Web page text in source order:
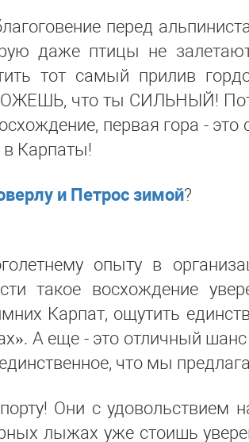
перед
даже птицы не
тот самый прилив
что ты СИЛЬНЫЙ!
первая гора - это
в Карпаты!
и Петрос зимой?
опыту в
такое восхождение
Карпат, ощутить
А еще - это отличный шанс
что мы
Они с удовольствием
лыжах уже стоишь